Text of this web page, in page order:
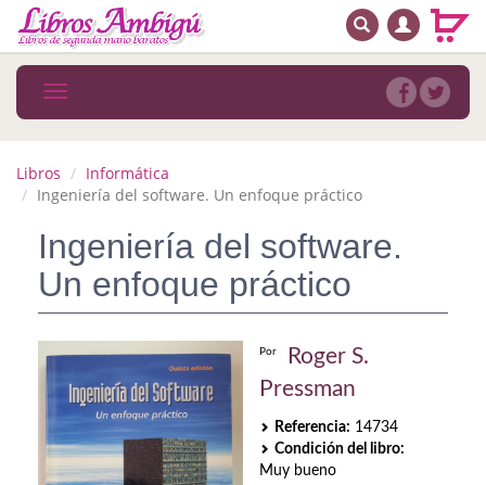
MENÚ PRINCIPAL
Novedades
MATERIAS
Arte
Autoayuda. Conocimiento personal
Autoayuda. Crecimiento personal
Biografía
BUSCAR
Toggle
navigation
Libros
Informática
Ingeniería del software. Un enfoque práctico
Ingeniería del software.
Un enfoque práctico
Por
Roger S.
Pressman
Referencia: 14734
Condición del libro:
Muy bueno